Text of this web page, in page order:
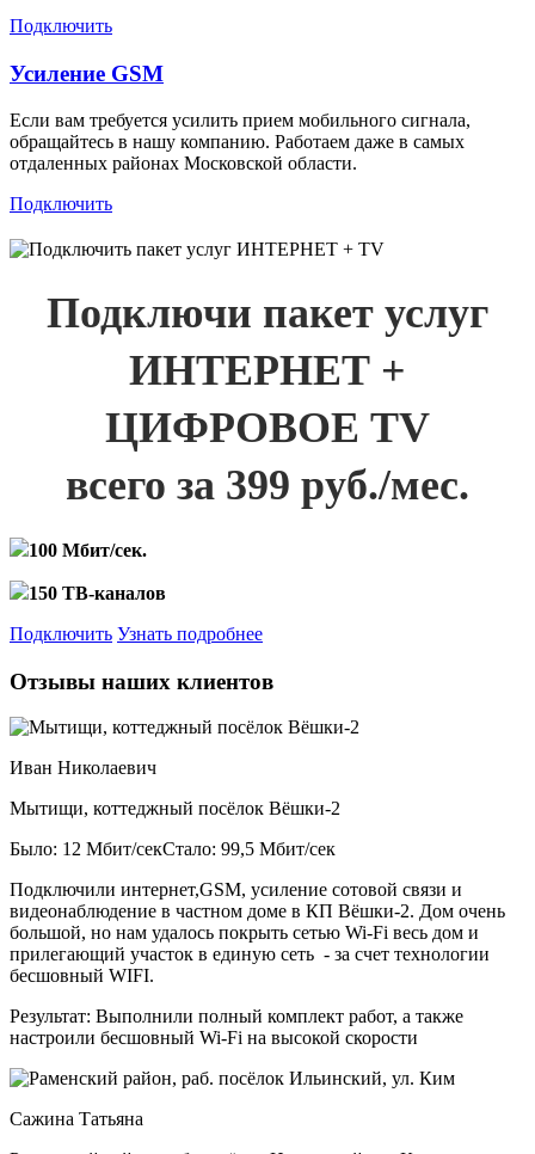
Подключить
Усиление GSM
Если вам требуется усилить прием мобильного сигнала,
обращайтесь в нашу компанию. Работаем даже в самых
отдаленных районах Московской области.
Подключить
Подключи пакет услуг
ИНТЕРНЕТ +
ЦИФРОВОЕ TV
всего за 399 руб./мес.
100 Мбит/сек.
150 ТВ-каналов
Подключить Узнать подробнее
Отзывы наших клиентов
Иван Николаевич
Мытищи, коттеджный посёлок Вёшки-2
Было: 12 Мбит/секСтало: 99,5 Мбит/сек
Подключили интернет,GSM, усиление сотовой связи и
видеонаблюдение в частном доме в КП Вёшки-2. Дом очень
большой, но нам удалось покрыть сетью Wi-Fi весь дом и
прилегающий участок в единую сеть - за счет технологии
бесшовный WIFI.
Результат: Выполнили полный комплект работ, а также
настроили бесшовный Wi-Fi на высокой скорости
Сажина Татьяна